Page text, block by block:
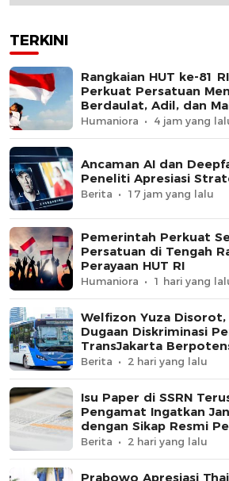
TERKINI
Rangkaian HUT ke-81
Perkuat Persatuan
Berdaulat, Adil, dan
Humaniora 4 jam yang
Ancaman AI dan
Peneliti Apresiasi
Berita 17 jam yang lalu
Pemerintah Perkuat
Persatuan di Tengah
Perayaan HUT RI
Humaniora 1 hari yang
Welfizon Yuza Disorot,
Dugaan Diskriminasi
TransJakarta
Berita 2 hari yang lalu
Isu Paper di SSRN
Pengamat Ingatkan
dengan Sikap Resmi
Berita 2 hari yang lalu
Prabowo Apresiasi